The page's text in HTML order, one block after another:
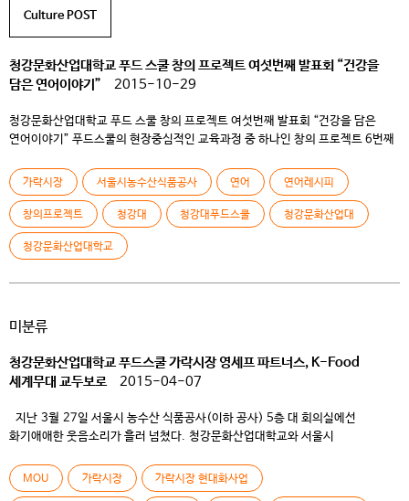
Culture POST
청강문화산업대학교 푸드 스쿨 창의 프로젝트 여섯번째 발표회 “건강을
담은 연어이야기”
2015-10-29
청강문화산업대학교 푸드 스쿨 창의 프로젝트 여섯번째 발표회 “건강을 담은
연어이야기” 푸드스쿨의 현장중심적인 교육과정 중 하나인 창의 프로젝트 6번째
선정하고 레시피를 개발하는 것에 그치는 것이 아니라 개발한 메뉴들을 실제로
상품화시키고 판매하는 것이 창의 프로젝트의 목표이다. ​ 3월 27일
청강문화산업대학교와 서울시 농수산식품공사의 업무협약 체결 협정(MOU)이
진행된 이 […]
가락시장 서울시농수산식품공사 연어 연어레시피
창의프로젝트 청강대 청강대푸드스쿨 청강문화산업대
청강문화산업대학교
미분류
청강문화산업대학교 푸드스쿨 가락시장 영세프 파트너스, K-Food
세계무대 교두보로
2015-04-07
지난 3월 27일 서울시 농수산 식품공사(이하 공사) 5층 대 회의실에선
화기애애한 웃음소리가 흘러 넘쳤다. 청강문화산업대학교와 서울시
대학에선 보기 드믄 이례적인 행사가 아닐 수 없었다. ​ 최근 가락시장은 올바른
먹거리 유통과 건강한 음식문화 창조를 목적으로 현대화 사업이 한창 진행중에
MOU 가락시장 가락시장 현대화사업